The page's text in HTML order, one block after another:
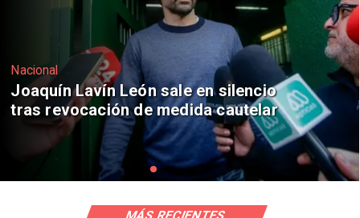
Nacional
Chile y Venezuela formalizan reinicio
de relaciones consulares